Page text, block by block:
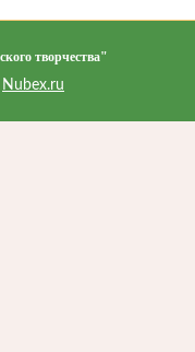
творчества"
Nubex.ru